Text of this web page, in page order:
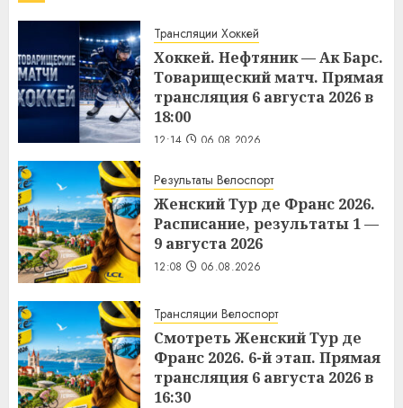
Трансляции Хоккей
Хоккей. Нефтяник — Ак Барс.
Товарищеский матч. Прямая
трансляция 6 августа 2026 в
18:00
12:14 06.08.2026
Результаты Велоспорт
Женский Тур де Франс 2026.
Расписание, результаты 1 —
9 августа 2026
12:08 06.08.2026
Трансляции Велоспорт
Смотреть Женский Тур де
Франс 2026. 6-й этап. Прямая
трансляция 6 августа 2026 в
16:30